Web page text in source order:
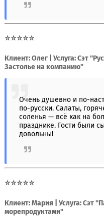
⭐⭐⭐⭐⭐
Клиент: Олег | Услуга: Сэт
Застолье на компанию"
Очень душевно и по-
по-русски. Салаты,
соленья — всё как на
празднике. Гости были
довольны!
⭐⭐⭐⭐⭐
Клиент: Мария | Услуга: Сэт
морепродуктами"